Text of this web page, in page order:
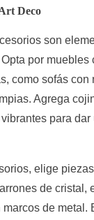
Deco
son
por muebles
como sofás con
Agrega
para
elige
de cristal,
de metal.